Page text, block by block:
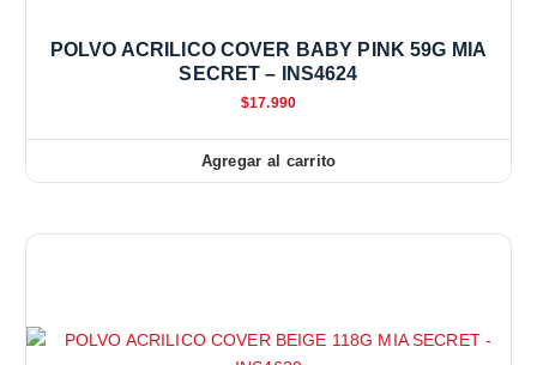
POLVO ACRILICO COVER BABY PINK 59G MIA
SECRET – INS4624
$17.990
Agregar al carrito